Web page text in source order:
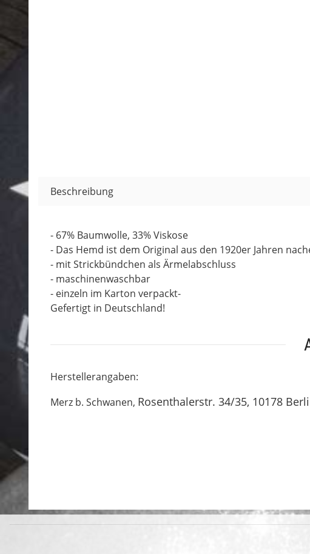
Beschreibung
- 67% Baumwolle, 33% Viskose
- Das Hemd ist dem Original aus den 1920er Jahren
- mit Strickbündchen als Ärmelabschluss
- maschinenwaschbar
- einzeln im Karton verpackt-
Gefertigt in Deutschland!
Herstellerangaben:
Merz b. Schwanen, Rosenthalerstr. 34/35, 10178